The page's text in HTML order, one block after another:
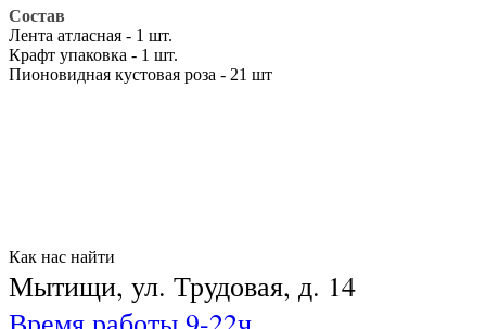
Состав
Лента атласная - 1 шт.
Крафт упаковка - 1 шт.
Пионовидная кустовая роза - 21 шт
Как нас найти
Мытищи, ул. Трудовая, д. 14